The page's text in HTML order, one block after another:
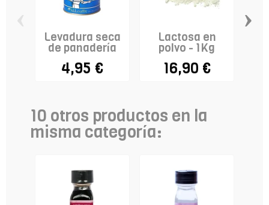
Levadura seca
de panadería
4,95 €
Lactosa en
polvo - 1Kg
16,90 €
›
10 otros productos en la
misma categoría: